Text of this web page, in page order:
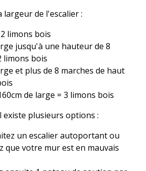
largeur de l'escalier :
limons bois
jusqu'à une hauteur de 8
limons bois
et plus de 8 marches de haut
de large = 3 limons bois
existe plusieurs options :
un escalier autoportant ou
que votre mur est en mauvais